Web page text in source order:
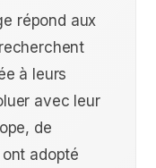
répond aux
à leurs
avec leur
de
adopté